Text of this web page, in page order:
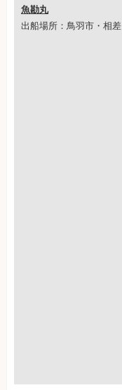
魚勘丸
出船場所：鳥羽市・相差